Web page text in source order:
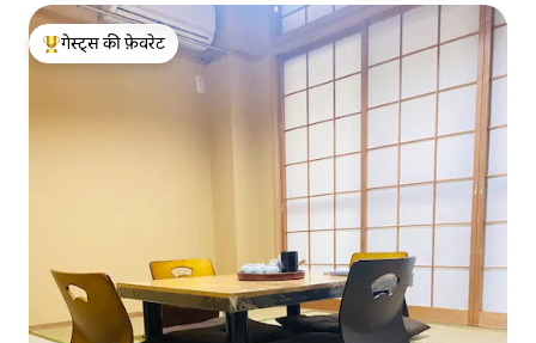
गेस्ट्स का टॉप फ़ेवरेट
गेस्ट्स की फ़ेवरेट